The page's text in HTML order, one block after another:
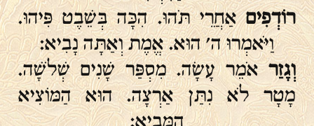
רוֹדְפִיםאַחֲרֵי תֹּהוּ. הִכָּה בְּשֵׁבֶט פִּיהוּ.
וַיֹּאמְרוּ ה' הוּא. אֱמֶת וְאַתָּה נָבִיא:
וְגָזַראֹמֵר עָשָׂה. מִסְפַּר שָׁנִים שְׁלֹשָׁה.
מָטָר לֹא נִתַּן אַרְצָה. הוּא הַמּוֹצִיא